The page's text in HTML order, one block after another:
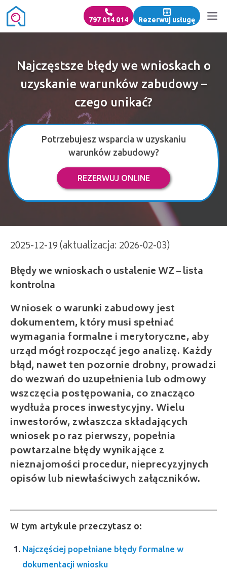
797 014 014 Rezerwuj usługę
Najczęstsze błędy we wnioskach o
uzyskanie warunków zabudowy –
czego unikać?
Potrzebujesz wsparcia w uzyskaniu
warunków zabudowy?
REZERWUJ ONLINE
2025-12-19 (aktualizacja: 2026-02-03)
Błędy we wnioskach o ustalenie WZ – lista
Wniosek o warunki zabudowy jest
dokumentem, który musi spełniać
wymagania formalne i merytoryczne, aby
urząd mógł rozpocząć jego analizę. Każdy
błąd, nawet ten pozornie drobny, prowadzi
do wezwań do uzupełnienia lub odmowy
wszczęcia postępowania, co znacząco
wydłuża proces inwestycyjny. Wielu
inwestorów, zwłaszcza składających
wniosek po raz pierwszy, popełnia
powtarzalne błędy wynikające z
nieznajomości procedur, nieprecyzyjnych
opisów lub niewłaściwych załączników.
W tym artykule przeczytasz o:
Najczęściej popełniane błędy formalne w
dokumentacji wniosku